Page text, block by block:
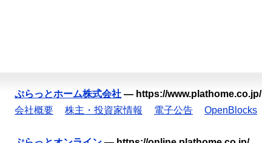
ぷらっとホーム株式会社 — https://www.plathome.co.jp/
会社概要
株主・投資家情報 電子公告 OpenBlocks